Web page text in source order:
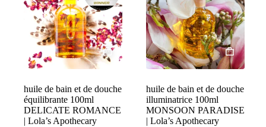
huile de bain et de douche
équilibrante 100ml
DELICATE ROMANCE
| Lola’s Apothecary
huile de bain et de douche
illuminatrice 100ml
MONSOON PARADISE
| Lola’s Apothecary